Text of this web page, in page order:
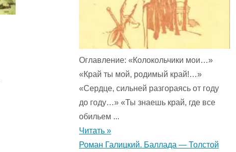
Оглавление: «Колокольчики мои…»
«Край ты мой, родимый край!…»
«Сердце, сильней разгораясь от году
до году…» «Ты знаешь край, где все
обильем ...
Читать »
Роман Галицкий. Баллада — Толстой